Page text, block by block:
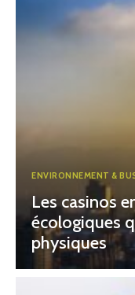
ENVIRONNEMENT &
Les casinos
écologiques
physiques